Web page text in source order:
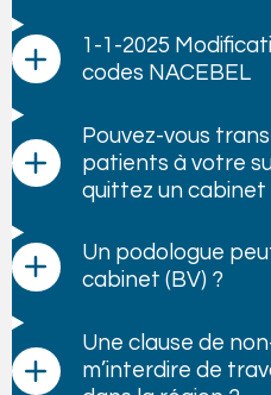
1-1-2025
codes NACEBEL
Pouvez-vous
patients à votre
quittez un cabinet
Un podologue
cabinet (BV) ?
Une clause de
m’interdire de